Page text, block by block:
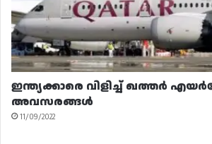
ഇന്ത്യക്കാരെ വിളിച്ച് ഖത്തർ
അവസരങ്ങൾ
11/09/2022